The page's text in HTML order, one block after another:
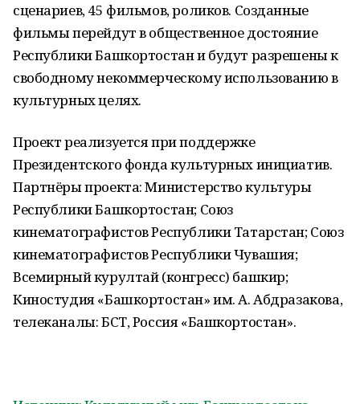
сценариев, 45 фильмов, роликов. Созданные
фильмы перейдут в общественное достояние
Республики Башкортостан и будут разрешены к
свободному некоммерческому использованию в
культурных целях.
Проект реализуется при поддержке
Президентского фонда культурных инициатив.
Партнёры проекта: Министерство культуры
Республики Башкортостан; Союз
кинематографистов Республики Татарстан; Союз
кинематографистов Республики Чувашия;
Всемирный курултай (конгресс) башкир;
Киностудия «Башкортостан» им. А. Абдразакова,
телеканалы: БСТ, Россия «Башкортостан».